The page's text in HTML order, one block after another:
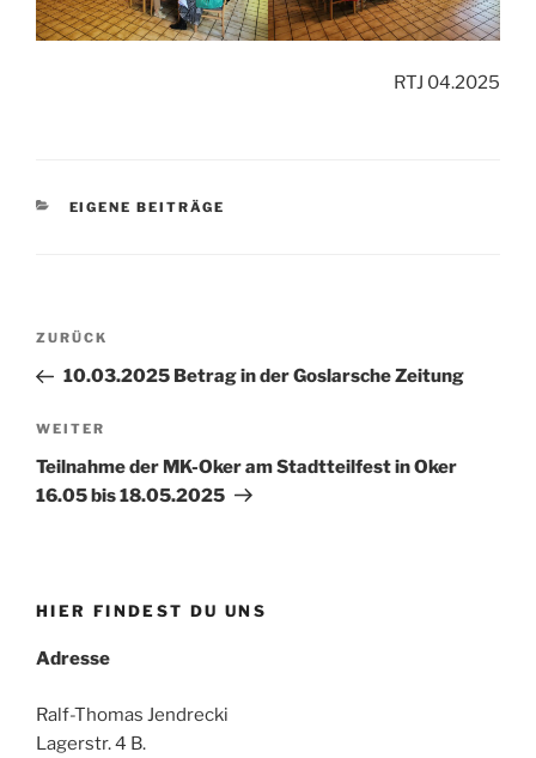
RTJ 04.2025
KATEGORIEN
EIGENE BEITRÄGE
Beitragsnavigation
Vorheriger
Beitrag
ZURÜCK
10.03.2025 Betrag in der Goslarsche Zeitung
Nächster
Beitrag
WEITER
Teilnahme der MK-Oker am Stadtteilfest in Oker
16.05 bis 18.05.2025
HIER FINDEST DU UNS
Adresse
Ralf-Thomas Jendrecki
Lagerstr. 4 B.